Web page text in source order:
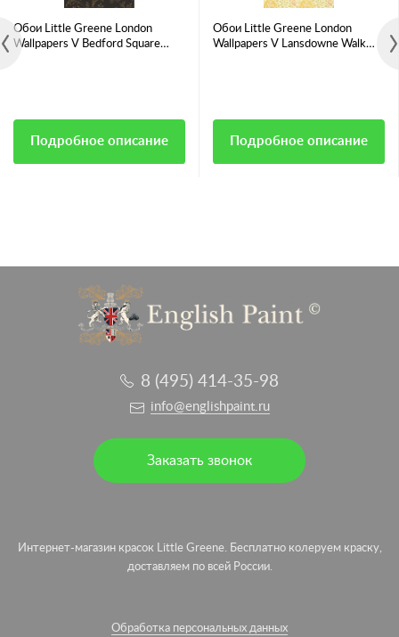
Обои Little Greene London
Wallpapers V Bedford Square
Подробное описание
Обои Little Greene London
Wallpapers V Lansdowne Walk
Подробное описание
8 (495) 414-35-98
info@englishpaint.ru
Заказать звонок
Интернет-магазин красок Little Greene. Бесплатно колеруем краску,
доставляем по всей России.
Обработка персональных данных